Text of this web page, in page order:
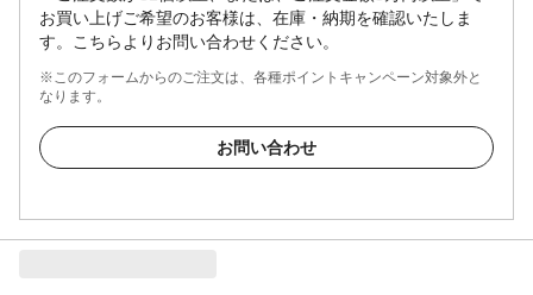
お買い上げご希望のお客様は、在庫・納期を確認いたしま
す。こちらよりお問い合わせください。
※このフォームからのご注文は、各種ポイントキャンペーン対象外と
なります。
お問い合わせ